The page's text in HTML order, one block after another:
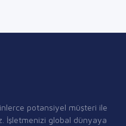
potansiyel müşteri ile
İşletmenizi global dünyaya